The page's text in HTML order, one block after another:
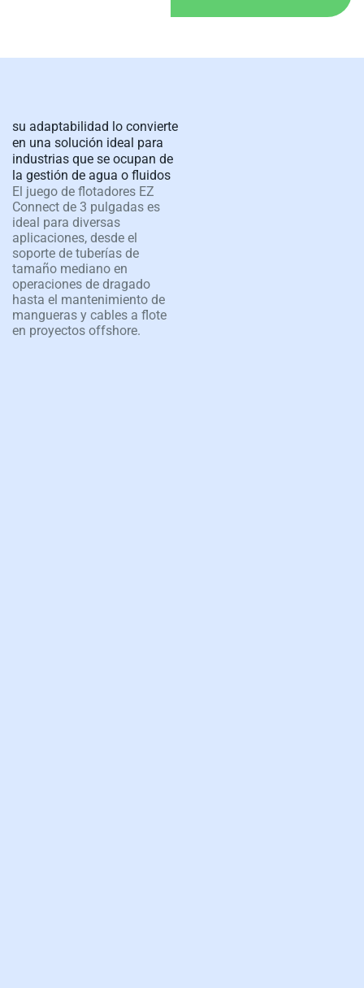
su adaptabilidad lo convierte
en una solución ideal para
industrias que se ocupan de
la gestión de agua o fluidos
El juego de flotadores EZ
Connect de 3 pulgadas es
ideal para diversas
aplicaciones, desde el
soporte de tuberías de
tamaño mediano en
operaciones de dragado
hasta el mantenimiento de
mangueras y cables a flote
en proyectos offshore.